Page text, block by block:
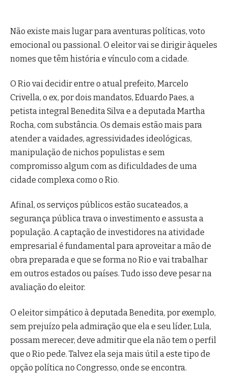
Não existe mais lugar para aventuras políticas, voto
emocional ou passional. O eleitor vai se dirigir àqueles
nomes que têm história e vínculo com a cidade.
O Rio vai decidir entre o atual prefeito, Marcelo
Crivella, o ex, por dois mandatos, Eduardo Paes, a
petista integral Benedita Silva e a deputada Martha
Rocha, com substância. Os demais estão mais para
atender a vaidades, agressividades ideológicas,
manipulação de nichos populistas e sem
compromisso algum com as dificuldades de uma
cidade complexa como o Rio.
Afinal, os serviços públicos estão sucateados, a
segurança pública trava o investimento e assusta a
população. A captação de investidores na atividade
empresarial é fundamental para aproveitar a mão de
obra preparada e que se forma no Rio e vai trabalhar
em outros estados ou países. Tudo isso deve pesar na
avaliação do eleitor.
O eleitor simpático à deputada Benedita, por exemplo,
sem prejuízo pela admiração que ela e seu líder, Lula,
possam merecer, deve admitir que ela não tem o perfil
que o Rio pede. Talvez ela seja mais útil a este tipo de
opção política no Congresso, onde se encontra.